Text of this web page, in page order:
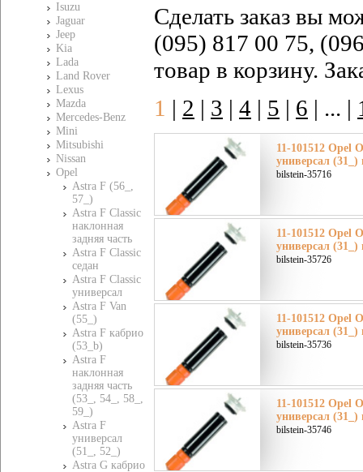
Isuzu
Jaguar
Jeep
Kia
Lada
Land Rover
Lexus
Mazda
Mercedes-Benz
Mini
Mitsubishi
Nissan
Opel
Astra F (56_,
57_)
Astra F Classic
наклонная
задняя часть
Astra F Classic
седан
Astra F Classic
универсал
Astra F Van
(55_)
Astra F кабрио
(53_b)
Astra F
наклонная
задняя часть
(53_, 54_, 58_,
59_)
Astra F
универсал
(51_, 52_)
Astra G кабрио
Сделать заказ вы
(095) 817 00 75,
товар в корзину.
1 | 2 | 3 | 4 | 5 | 6 | ... |
11-101512 Opel
универсал (31_)
bilstein-35716
11-101512 Opel
универсал (31_)
bilstein-35726
11-101512 Opel
универсал (31_)
bilstein-35736
11-101512 Opel
универсал (31_)
bilstein-35746